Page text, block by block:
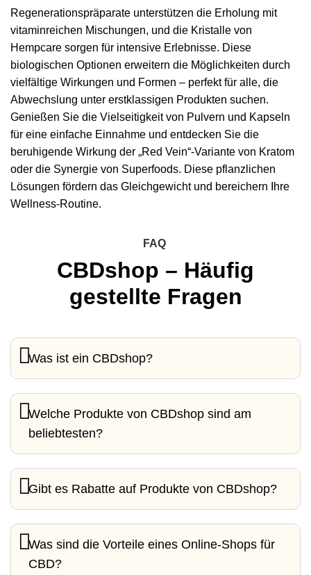
Regenerationspräparate unterstützen die Erholung mit
vitaminreichen Mischungen, und die Kristalle von
Hempcare sorgen für intensive Erlebnisse. Diese
biologischen Optionen erweitern die Möglichkeiten durch
vielfältige Wirkungen und Formen – perfekt für alle, die
Abwechslung unter erstklassigen Produkten suchen.
Genießen Sie die Vielseitigkeit von Pulvern und Kapseln
für eine einfache Einnahme und entdecken Sie die
beruhigende Wirkung der „Red Vein“-Variante von Kratom
oder die Synergie von Superfoods. Diese pflanzlichen
Lösungen fördern das Gleichgewicht und bereichern Ihre
Wellness-Routine.
FAQ
CBDshop – Häufig
gestellte Fragen
Was ist ein CBDshop?
Welche Produkte von CBDshop sind am
beliebtesten?
Gibt es Rabatte auf Produkte von CBDshop?
Was sind die Vorteile eines Online-Shops für
CBD?